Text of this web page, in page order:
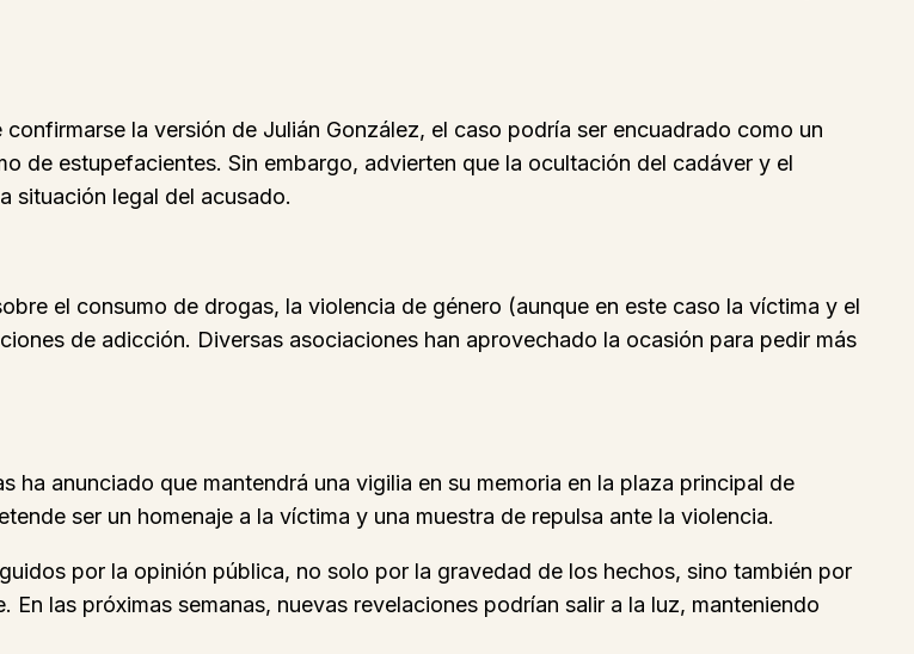
la versión de Julián González, el caso podría ser encuadrado como un
de estupefacientes. Sin embargo, advierten que la ocultación del cadáver y el
situación legal del acusado.
el consumo de drogas, la violencia de género (aunque en este caso la víctima y el
de adicción. Diversas asociaciones han aprovechado la ocasión para pedir más
ha anunciado que mantendrá una vigilia en su memoria en la plaza principal de
ser un homenaje a la víctima y una muestra de repulsa ante la violencia.
por la opinión pública, no solo por la gravedad de los hechos, sino también por
las próximas semanas, nuevas revelaciones podrían salir a la luz, manteniendo